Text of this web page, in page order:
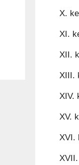
X.
XI.
XII.
XIII.
XIV.
XV.
XVI.